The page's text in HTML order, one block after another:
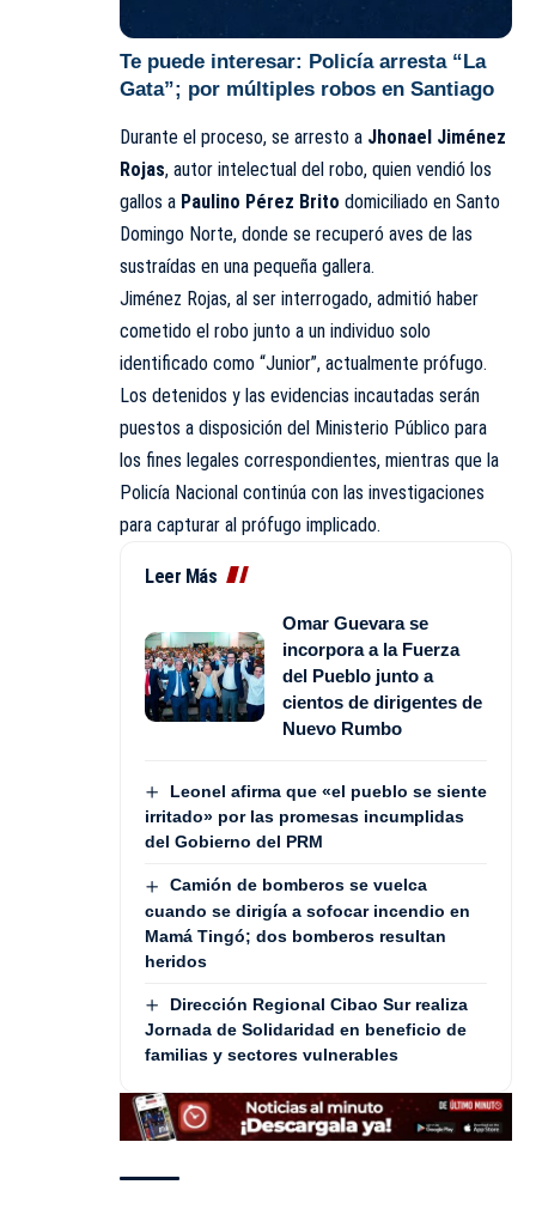
Te puede interesar: Policía arresta “La
Gata”; por múltiples robos en Santiago
Durante el proceso, se arresto a Jhonael Jiménez
Rojas, autor intelectual del robo, quien vendió los
gallos a Paulino Pérez Brito domiciliado en Santo
Domingo Norte, donde se recuperó aves de las
sustraídas en una pequeña gallera.
Jiménez Rojas, al ser interrogado, admitió haber
cometido el robo junto a un individuo solo
identificado como “Junior”, actualmente prófugo.
Los detenidos y las evidencias incautadas serán
puestos a disposición del Ministerio Público para
los fines legales correspondientes, mientras que la
Policía Nacional continúa con las investigaciones
para capturar al prófugo implicado.
Leer Más
Omar Guevara se
incorpora a la Fuerza
del Pueblo junto a
cientos de dirigentes de
Nuevo Rumbo
Leonel afirma que «el pueblo se siente
irritado» por las promesas incumplidas
del Gobierno del PRM
Camión de bomberos se vuelca
cuando se dirigía a sofocar incendio en
Mamá Tingó; dos bomberos resultan
heridos
Dirección Regional Cibao Sur realiza
Jornada de Solidaridad en beneficio de
familias y sectores vulnerables